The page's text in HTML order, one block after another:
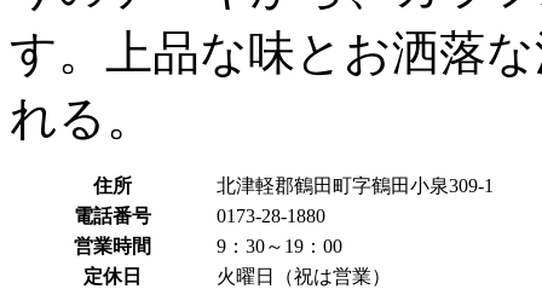
す。上品な味とお洒落
れる。
住所
北津軽郡鶴田町字鶴田小泉309-1
電話番号
0173-28-1880
営業時間
9：30～19：00
定休日
火曜日（祝は営業）